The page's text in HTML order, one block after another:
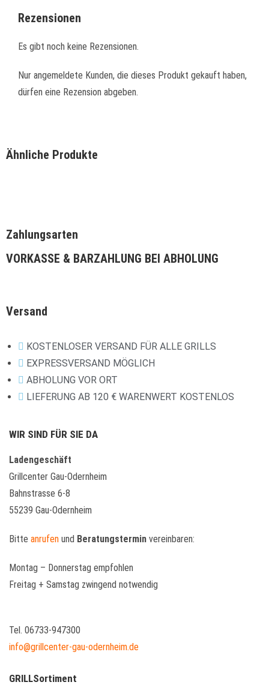
Rezensionen
Es gibt noch keine Rezensionen.
Nur angemeldete Kunden, die dieses Produkt gekauft haben,
dürfen eine Rezension abgeben.
Ähnliche Produkte
Zahlungsarten
VORKASSE & BARZAHLUNG BEI ABHOLUNG
Versand
KOSTENLOSER VERSAND FÜR ALLE GRILLS
EXPRESSVERSAND MÖGLICH
ABHOLUNG VOR ORT
LIEFERUNG AB 120 € WARENWERT KOSTENLOS
WIR SIND FÜR SIE DA
Ladengeschäft
Grillcenter Gau-Odernheim
Bahnstrasse 6-8
55239 Gau-Odernheim
Bitte anrufen und Beratungstermin vereinbaren:
Montag – Donnerstag empfohlen
Freitag + Samstag zwingend notwendig
Tel. 06733-947300
info@grillcenter-gau-odernheim.de
GRILLSortiment